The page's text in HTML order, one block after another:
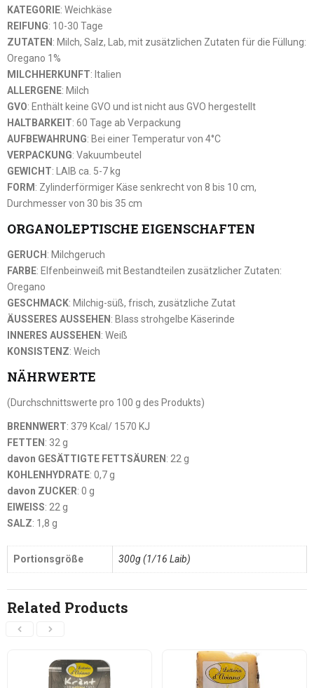
KATEGORIE: Weichkäse
REIFUNG: 10-30 Tage
ZUTATEN : Milch, Salz, Lab, mit zusätzlichen Zutaten für die Füllung:
Oregano 1%
MILCHHERKUNFT: Italien
ALLERGENE: Milch
GVO: Enthält keine GVO und ist nicht aus GVO hergestellt
HALTBARKEIT: 60 Tage ab Verpackung
AUFBEWAHRUNG: Bei einer Temperatur von 4°C
VERPACKUNG: Vakuumbeutel
GEWICHT: LAIB ca. 5-7 kg
FORM : Zylinderförmiger Käse senkrecht von 8 bis 10 cm,
Durchmesser von 30 bis 35 cm
ORGANOLEPTISCHE EIGENSCHAFTEN
GERUCH : Milchgeruch
FARBE: Elfenbeinweiß mit Bestandteilen zusätzlicher Zutaten:
Oregano
GESCHMACK: Milchig-süß, frisch, zusätzliche Zutat
ÄUSSERES AUSSEHEN : Blass strohgelbe Käserinde
INNERES AUSSEHEN : Weiß
KONSISTENZ: Weich
NÄHRWERTE
(Durchschnittswerte pro 100 g des Produkts)
BRENNWERT: 379 Kcal/ 1570 KJ
FETTEN : 32 g
davon GESÄTTIGTE FETTSÄUREN : 22 g
KOHLENHYDRATE: 0,7 g
davon ZUCKER: 0 g
EIWEISS: 22 g
SALZ: 1,8 g
Portionsgröße 300g (1/16 Laib)
Related Products